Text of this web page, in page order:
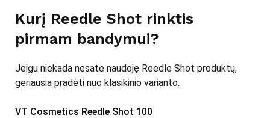
Kurį Reedle Shot rinktis
pirmam bandymui?
Jeigu niekada nesate naudoję Reedle Shot produktų,
geriausia pradėti nuo klasikinio varianto.
VT Cosmetics Reedle Shot 100